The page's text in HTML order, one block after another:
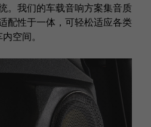
。我们的车载音响方案集音质
配性于一体，可轻松适应各类
空间。